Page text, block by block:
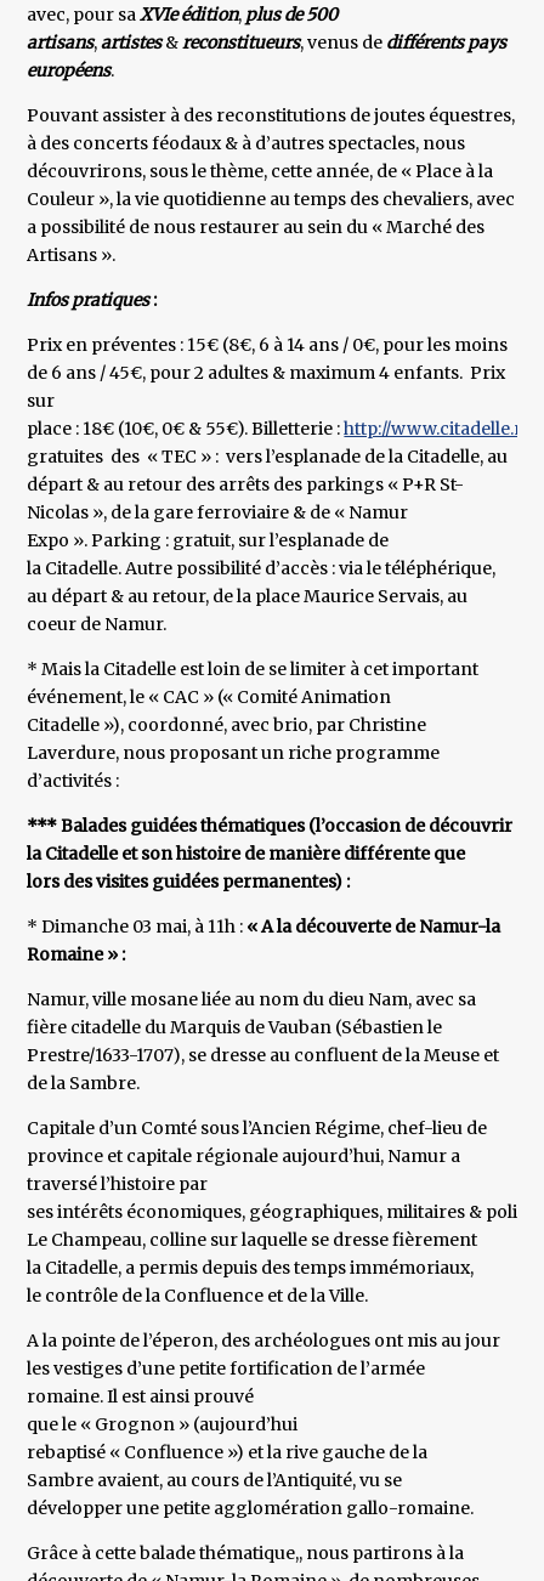
avec, pour saXVIe édition, plus de 500
artisans,artistes&reconstitueurs, venus de différents pays
européens.
Pouvant assister à des reconstitutions de joutes équestres,
à des concerts féodaux & à d’autres spectacles, nous
découvrirons, sous le thème, cette année, de « Place à la
Couleur », la vie quotidienne au temps des chevaliers, avec
a possibilité de nous restaurer au sein du « Marché des
Artisans ».
Infos pratiques:
Prix en préventes : 15€ (8€, 6 à 14 ans / 0€, pour les moins
de 6 ans / 45€, pour 2 adultes & maximum 4 enfants. Prix
sur
place : 18€ (10€, 0€ & 55€). Billetterie :http://
gratuites des « TEC » : vers l’esplanade de la Citadelle, au
départ & au retour des arrêts des parkings « P+R St-
Nicolas », de la gare ferroviaire & de « Namur
Expo ». Parking : gratuit, sur l’esplanade de
la Citadelle. Autre possibilité d’accès : via le téléphérique,
au départ & au retour, de la place Maurice Servais, au
coeur de Namur.
* Mais la Citadelle est loin de se limiter à cet important
événement, le « CAC » (« Comité Animation
Citadelle »), coordonné, avec brio, par Christine
Laverdure, nous proposant un riche programme
d’activités :
*** Balades guidées thématiques (l’occasion de découvrir
la Citadelle et son histoire de manière différente que
lors des visites guidées permanentes) :
* Dimanche 03 mai, à 11h : « A la découverte de Namur-la
Romaine » :
Namur, ville mosane liée au nom du dieu Nam, avec sa
fière citadelle du Marquis de Vauban (Sébastien le
Prestre/1633-1707), se dresse au confluent de la Meuse et
de la Sambre.
Capitale d’un Comté sous l’Ancien Régime, chef-lieu de
province et capitale régionale aujourd’hui, Namur a
traversé l’histoire par
ses intérêts économiques, géographiques, militaires &
Le Champeau, colline sur laquelle se dresse fièrement
la Citadelle, a permis depuis des temps immémoriaux,
le contrôle de la Confluence et de la Ville.
A la pointe de l’éperon, des archéologues ont mis au jour
les vestiges d’une petite fortification de l’armée
romaine. Il est ainsi prouvé
que le « Grognon » (aujourd’hui
rebaptisé « Confluence ») et la rive gauche de la
Sambre avaient, au cours de l’Antiquité, vu se
développer une petite agglomération gallo-romaine.
Grâce à cette balade thématique,, nous partirons à la